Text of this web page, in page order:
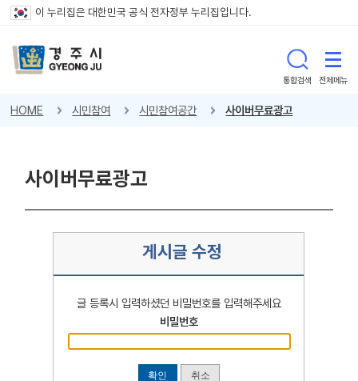
이 누리집은 대한민국 공식 전자정부 누리집입니다.
통합검색 전체메뉴
HOME 시민참여 시민참여공간 사이버무료광고
사이버무료광고
게시글 수정
글 등록시 입력하셨던 비밀번호를 입력해주세요
비밀번호
확인 취소